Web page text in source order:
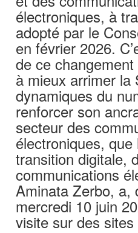
électroniques, à
adopté par le
en février 2026.
de ce
à mieux arrimer la
dynamiques du
renforcer son
secteur des
électroniques,
transition digitale,
communications
Aminata Zerbo, a,
mercredi 10 juin
visite sur des